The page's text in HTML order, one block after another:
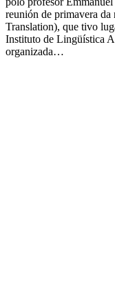
reunión de primavera da
Translation), que tivo
Instituto de Lingüística
organizada…